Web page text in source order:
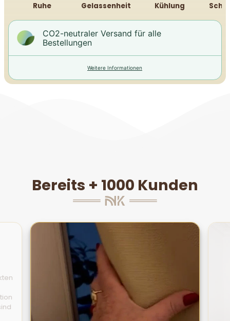
Ruhe Gelassenheit Kühlung
CO2-neutraler Versand für alle
Bestellungen
Weitere Informationen
Bereits + 1000 Kunden